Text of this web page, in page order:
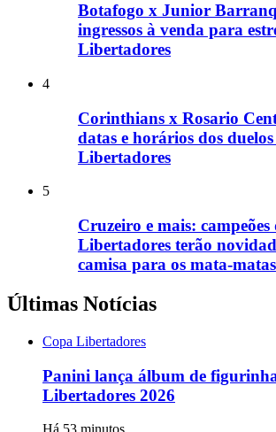
Botafogo x Junior
ingressos à venda para
Libertadores
4
Corinthians x Rosario
datas e horários dos
Libertadores
5
Cruzeiro e mais: campeões
Libertadores terão
camisa para os mata-matas
Últimas Notícias
Copa Libertadores
Panini lança álbum de
Libertadores 2026